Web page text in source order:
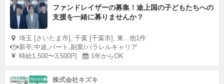
ファンドレイザーの募集！途上国の子どもたちへの
支援を一緒に募りませんか？
埼玉 [さいたま市], 千葉 [千葉市], 東...他1件
新卒,中途,パート,副業/パラレルキャリア
時給1,500〜3,500円
1年からOK
株式会社キズキ